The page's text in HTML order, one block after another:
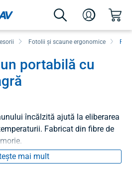
Fotolii și scaune ergonomice
portabilă cu
încălzită ajută la eliberarea
Fabricat din fibre de
mai mult